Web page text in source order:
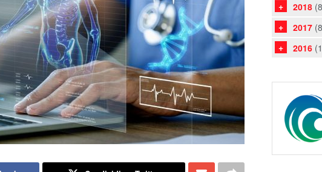
2018
2017
2016